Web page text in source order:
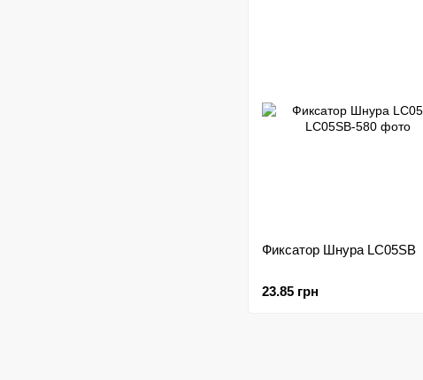
Фиксатор Шнура LC05SB
23.85 грн